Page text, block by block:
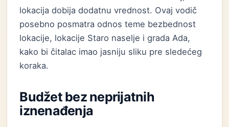
lokacija dobija dodatnu vrednost. Ovaj vodič
posebno posmatra odnos teme bezbednost
lokacije, lokacije Staro naselje i grada Ada,
kako bi čitalac imao jasniju sliku pre sledećeg
koraka.
Budžet bez neprijatnih
iznenađenja